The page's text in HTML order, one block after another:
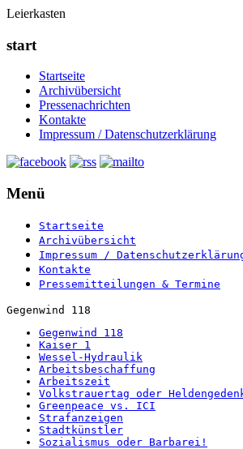
Leierkasten
start
Startseite
Archivübersicht
Pressenachrichten
Kontakte
Impressum / Datenschutzerklärung
Menü
Startseite
Archivübersicht
Impressum /
Kontakte
Pressemitteilungen & Termine
Gegenwind 118
Gegenwind 118
Kaiser 1
Wessel-Hydraulik
Arbeitsbeschaffung
Arbeitszeit
Volkstrauertag oder
Greenpeace vs. ICI
Strafanzeigen
Stadtkünstler
Sozialismus oder Barbarei!